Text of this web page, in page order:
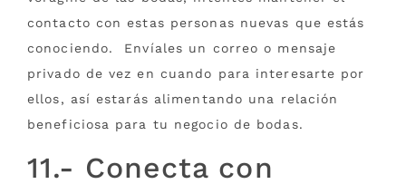
contacto con estas personas nuevas que estás
conociendo. Envíales un correo o mensaje
privado de vez en cuando para interesarte por
ellos, así estarás alimentando una relación
beneficiosa para tu negocio de bodas.
11.- Conecta con